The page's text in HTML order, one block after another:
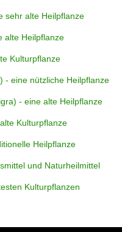
sehr alte Heilpflanze
alte Heilpflanze
Kulturpflanze
- eine nützliche Heilpflanze
- eine alte Heilpflanze
Kulturpflanze
Heilpflanze
und Naturheilmittel
Kulturpflanzen